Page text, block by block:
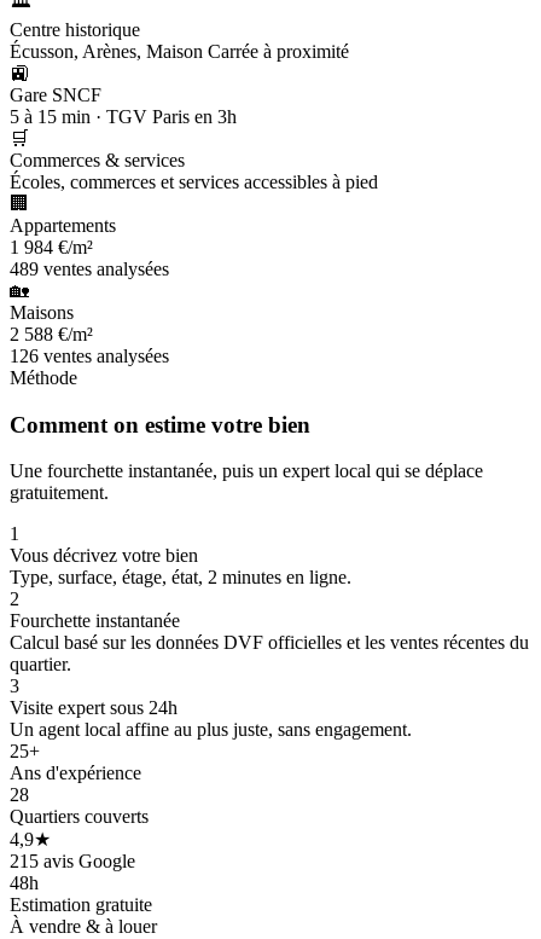
Centre historique
Écusson, Arènes, Maison Carrée à proximité
🚉
Gare SNCF
5 à 15 min · TGV Paris en 3h
🛒
Commerces & services
Écoles, commerces et services accessibles à pied
🏢
Appartements
1 984 €/m²
489 ventes analysées
🏡
Maisons
2 588 €/m²
126 ventes analysées
Méthode
Comment on estime votre bien
Une fourchette instantanée, puis un expert local qui se déplace
gratuitement.
1
Vous décrivez votre bien
Type, surface, étage, état, 2 minutes en ligne.
2
Fourchette instantanée
Calcul basé sur les données DVF officielles et les ventes récentes du
quartier.
3
Visite expert sous 24h
Un agent local affine au plus juste, sans engagement.
25+
Ans d'expérience
28
Quartiers couverts
4,9★
215 avis Google
48h
Estimation gratuite
À vendre & à louer